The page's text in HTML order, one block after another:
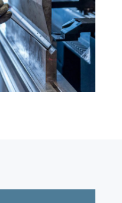
nibh pulvinar
felis